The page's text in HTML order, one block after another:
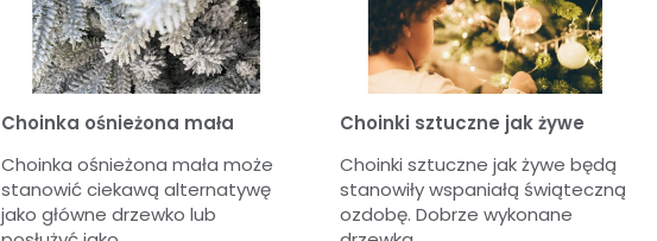
Choinka ośnieżona mała
Choinka ośnieżona mała może
stanowić ciekawą alternatywę
jako główne drzewko lub
Choinki sztuczne jak żywe
Choinki sztuczne jak żywe będą
stanowiły wspaniałą świąteczną
ozdobę. Dobrze wykonane